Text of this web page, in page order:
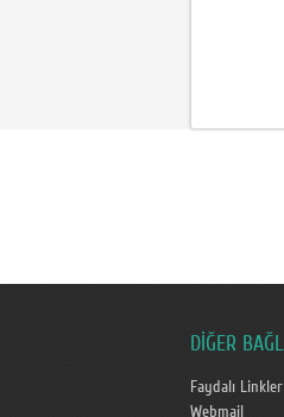
DİĞER
Faydalı Linkler
Webmail